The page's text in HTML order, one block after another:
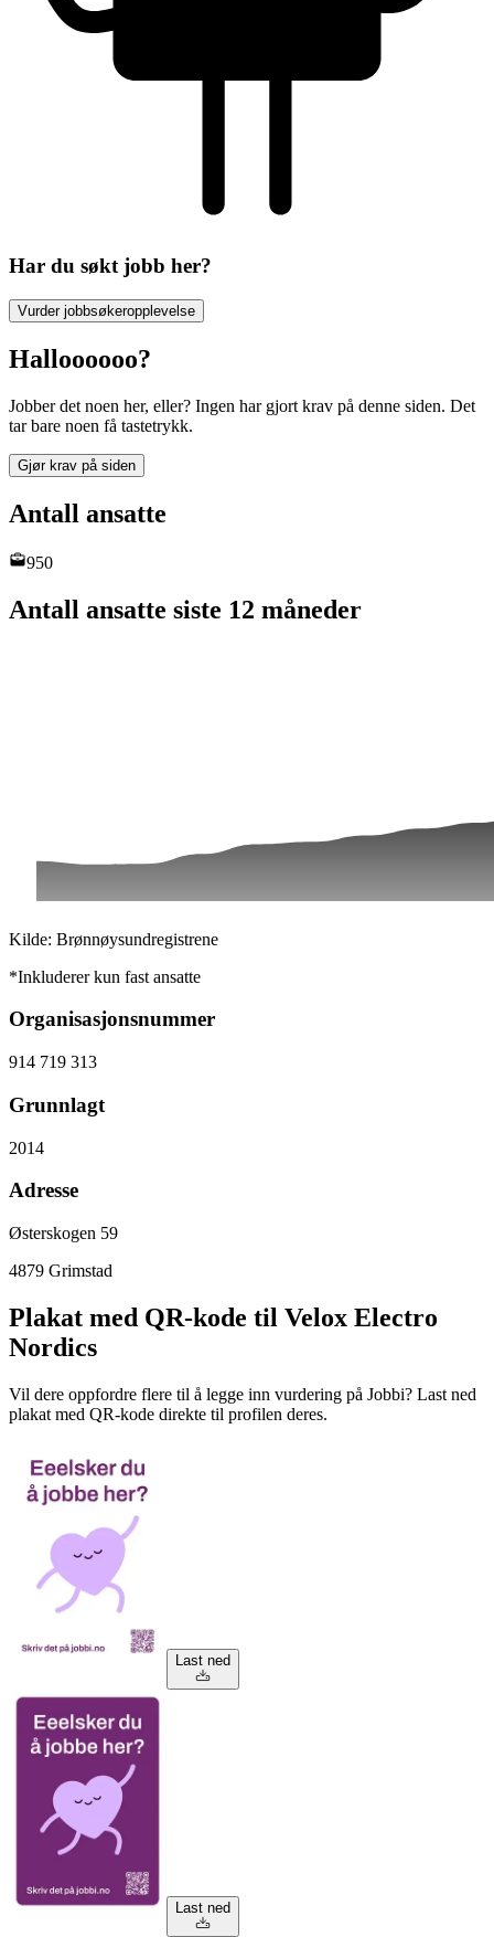
Har du søkt jobb her?
Vurder jobbsøkeropplevelse
Halloooooo?
Jobber det noen her, eller? Ingen har gjort krav på denne siden. Det
tar bare noen få tastetrykk.
Gjør krav på siden
Antall ansatte
950
Antall ansatte siste 12 måneder
Kilde: Brønnøysundregistrene
*Inkluderer kun fast ansatte
Organisasjonsnummer
914 719 313
Grunnlagt
2014
Adresse
Østerskogen 59
4879 Grimstad
Plakat med QR-kode til Velox Electro
Nordics
Vil dere oppfordre flere til å legge inn vurdering på Jobbi? Last ned
plakat med QR-kode direkte til profilen deres.
Last ned
Last ned